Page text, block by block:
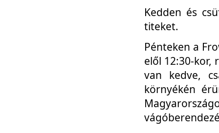
Kedden és
titeket.
Pénteken a
elől 12:30-kor,
van kedve,
környékén